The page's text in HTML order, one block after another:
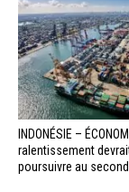
INDONÉSIE –
ralentissement
poursuivre au second...